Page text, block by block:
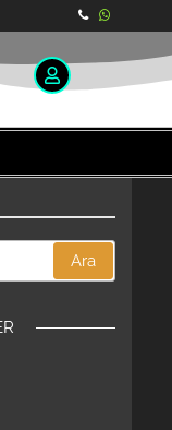
Ara